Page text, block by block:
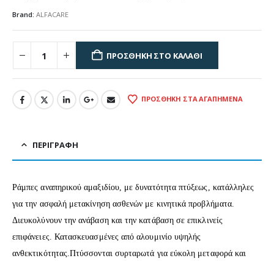
Brand: ALFACARE
ΠΡΟΣΘΉΚΗ ΣΤΟ ΚΑΛΆΘΙ
ΠΡΟΣΘΉΚΗ ΣΤΑ ΑΓΑΠΗΜΈΝΑ
ΠΕΡΙΓΡΑΦΉ
Ράμπες αναπηρικού αμαξιδίου, με δυνατότητα πτύξεως, κατάλληλες
για την ασφαλή μετακίνηση ασθενών με κινητικά προβλήματα.
Διευκολύνουν την ανάβαση και την κατάβαση σε επικλινείς
επιφάνειες. Κατασκευασμένες από αλουμινίο υψηλής
ανθεκτικότητας.Πτύσσονται συρταρωτά για εύκολη μεταφορά και